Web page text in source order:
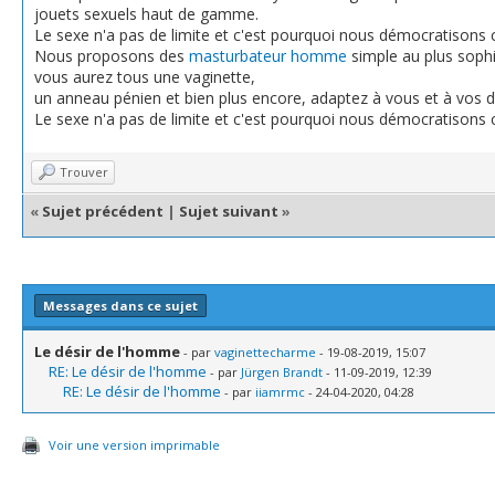
jouets sexuels haut de gamme.
Le sexe n'a pas de limite et c'est pourquoi nous démocratisons
Nous proposons des masturbateur homme simple au plus
vous aurez tous une vaginette,
un anneau pénien et bien plus encore, adaptez à vous et à vos
Le sexe n'a pas de limite et c'est pourquoi nous démocratisons
Trouver
« Sujet précédent | Sujet suivant »
Messages dans ce sujet
Le désir de l'homme - par vaginettecharme - 19-08-2019, 15:07
RE: Le désir de l'homme - par Jürgen Brandt - 11-09-2019, 12:39
RE: Le désir de l'homme - par iiamrmc - 24-04-2020, 04:28
Voir une version imprimable